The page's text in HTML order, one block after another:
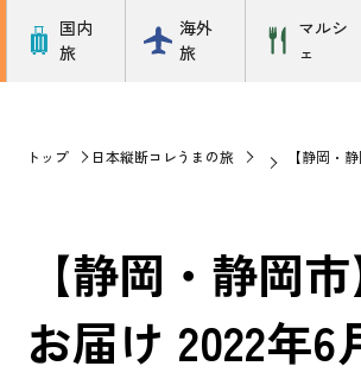
国内
旅
海外
旅
マルシ
ェ
トップ 日本縦断コレうまの旅 【静岡・
【静岡・静岡
お届け 2022年6